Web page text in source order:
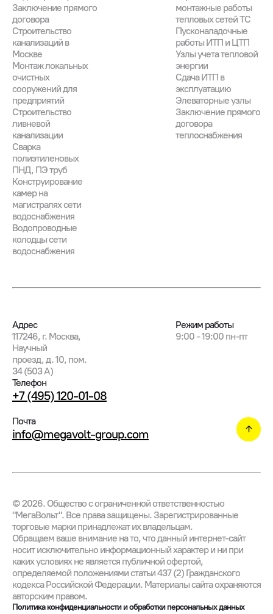
Заключение прямого
договора
Строительство
канализаций в
Москве
Монтаж локальных
очистных
сооружений для
предприятий
Строительство
ливневой
канализации
Сварка
полиэтиленовых
ПНД, ПЭ труб
Конструирование
камер на
магистралях сети
водоснабжения
Водопроводные
колодцы сети
водоснабжения
монтажные работы
тепловых сетей ТС
Пусконаладочные
работы ИТП и ЦТП
Узлы учета тепловой
энергии
Сдача ИТП в
эксплуатацию
Элеваторные узлы
Заключение прямого
договора
теплоснабжения
Адрес
117246, г. Москва,
Научный
проезд, д. 10, пом.
34 (503 А)
Режим работы
9:00 - 19:00 пн-пт
Телефон
+7 (495) 120-01-08
Почта
info@megavolt-group.com
©2026. Общество с ограниченной ответственностью
"МегаВольт". Все права защищены. Зарегистрированные
торговые марки принадлежат их владельцам.
Обращаем ваше внимание на то, что данный интернет-сайт
носит исключительно информационный характер и ни при
каких условиях не является публичной офертой,
определяемой положениями статьи 437 (2) Гражданского
кодекса Российской Федерации. Материалы сайта охраняются
авторским правом.
Политика конфиденциальности и обработки персональных данных